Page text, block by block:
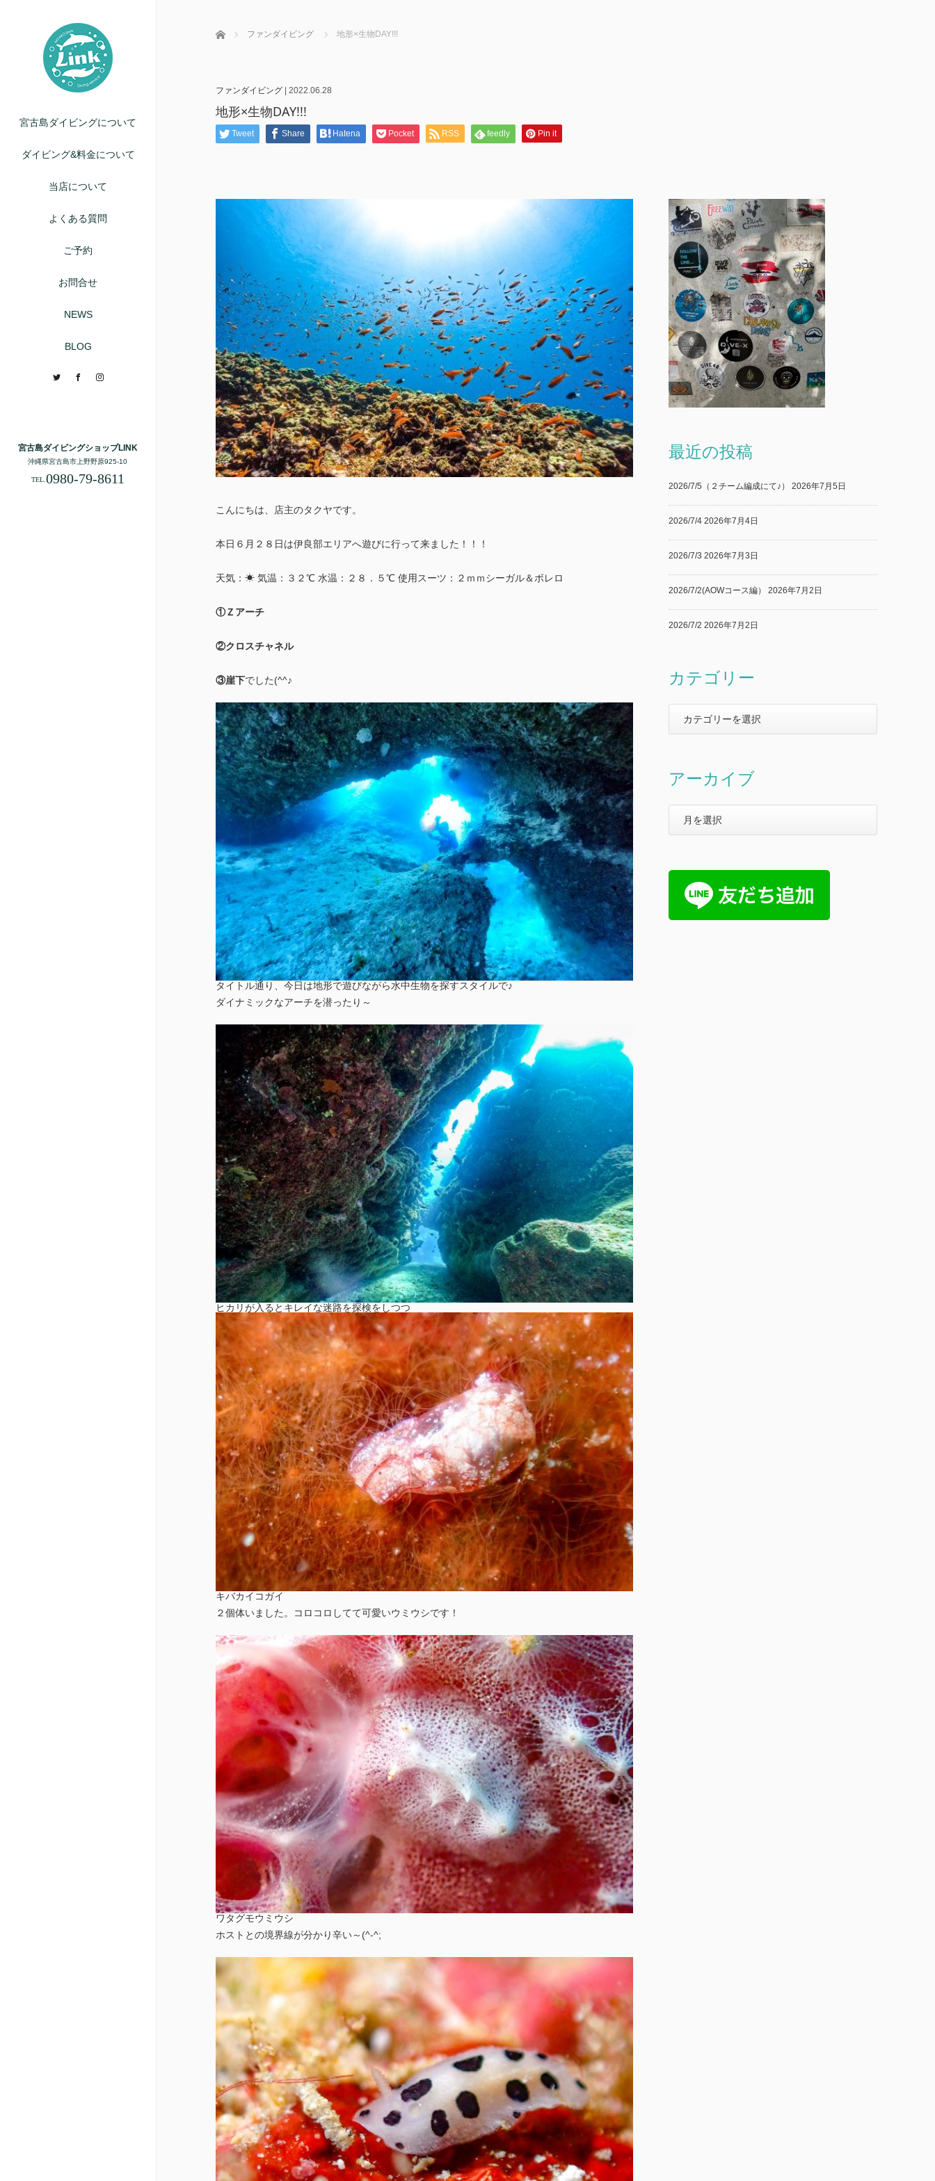
宮古島ダイビングについて
ダイビング&料金について
当店について
よくある質問
ご予約
お問合せ
NEWS
BLOG
TwitterFacebook
宮古島ダイビングショップLINK
沖縄県宮古島市上野野原925-10
TEL.0980-79-8611
ホーム ファンダイビング 地形×生物DAY!!!
ファンダイビング| 2022.06.28
地形×生物DAY!!!
Tweet Share Hatena Pocket RSS feedly Pin it
こんにちは、店主のタクヤです。
本日６月２８日は伊良部エリアへ遊びに行って来ました！！！
天気：☀ 気温：３２℃ 水温：２８．５℃ 使用スーツ：２ｍｍシーガル＆ボレロ
①Ｚアーチ
②クロスチャネル
③崖下でした(^^♪
タイトル通り、今日は地形で遊びながら水中生物を探すスタイルで♪
ダイナミックなアーチを潜ったり～
ヒカリが入るとキレイな迷路を探検をしつつ
キバカイコガイ
２個体いました。コロコロしてて可愛いウミウシです！
ワタグモウミウシ
ホストとの境界線が分かり辛い～(^-^;
最近の投稿
2026/7/5（２チーム編成にて♪） 2026年7月5日
2026/7/4 2026年7月4日
2026/7/3 2026年7月3日
2026/7/2(AOWコース編） 2026年7月2日
2026/7/2 2026年7月2日
カテゴリー
アーカイブ